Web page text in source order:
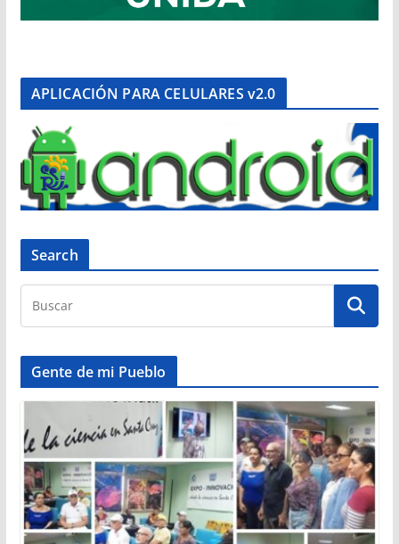
APLICACIÓN PARA CELULARES v2.0
Search
Gente de mi Pueblo